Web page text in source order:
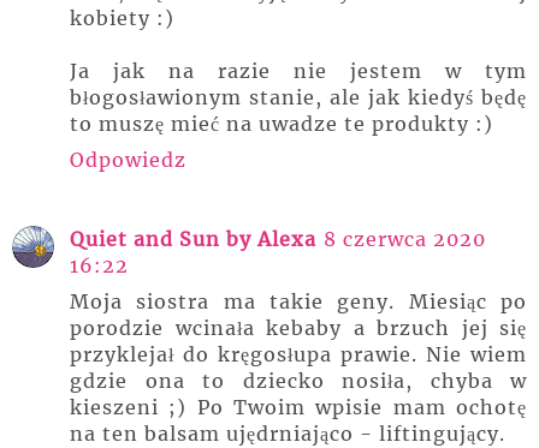
kobiety :)
Ja jak na razie nie jestem w tym
błogosławionym stanie, ale jak kiedyś będę
to muszę mieć na uwadze te produkty :)
Odpowiedz
Quiet and Sun by Alexa 8 czerwca 2020
16:22
Moja siostra ma takie geny. Miesiąc po
porodzie wcinała kebaby a brzuch jej się
przyklejał do kręgosłupa prawie. Nie wiem
gdzie ona to dziecko nosiła, chyba w
kieszeni ;) Po Twoim wpisie mam ochotę
na ten balsam ujędrniająco - liftingujący.